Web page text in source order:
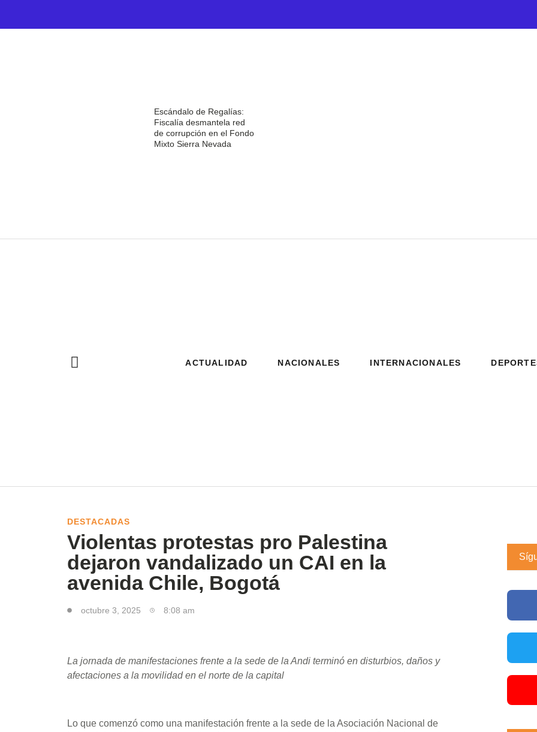
Escándalo de Regalías:
Fiscalía desmantela red
de corrupción en el Fondo
Mixto Sierra Nevada
ACTUALIDAD NACIONALES INTERNACIONALES
DESTACADAS
Violentas protestas pro Palestina
dejaron vandalizado un CAI en la
avenida Chile, Bogotá
octubre 3, 2025 8:08 am
La jornada de manifestaciones frente a la sede de la Andi terminó en disturbios, daños y
afectaciones a la movilidad en el norte de la capital
Lo que comenzó como una manifestación frente a la sede de la Asociación Nacional de